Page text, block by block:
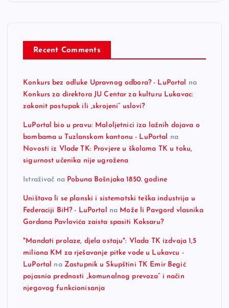
Recent Comments
Konkurs bez odluke Upravnog odbora? - LuPortal
na
Konkurs za direktora JU Centar za kulturu Lukavac:
zakonit postupak ili „skrojeni“ uslovi?
LuPortal bio u pravu: Maloljetnici iza lažnih dojava o
bombama u Tuzlanskom kantonu - LuPortal
na
Novosti iz Vlade TK: Provjere u školama TK u toku,
sigurnost učenika nije ugrožena
Istraživač na Pobuna Bošnjaka 1850. godine
Uništava li se planski i sistematski teška industrija u
Federaciji BiH? - LuPortal
na Može li Pavgord vlasnika
Gordana Pavlovića zaista spasiti Koksaru?
"Mandati prolaze, djela ostaju": Vlada TK izdvaja 1,5
miliona KM za rješavanje pitke vode u Lukavcu -
LuPortal na Zastupnik u Skupštini TK Emir Begić
pojasnio prednosti „komunalnog prevoza“ i način
njegovog funkcionisanja